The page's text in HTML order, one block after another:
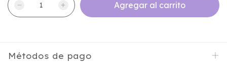
Métodos de pago